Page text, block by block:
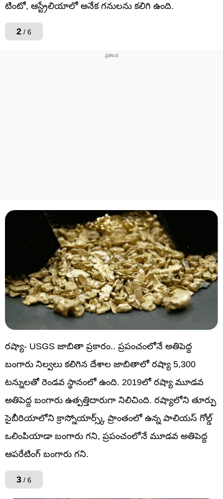
​​టింటో, ఆస్ట్రేలియాలో అనేక గనులను కలిగి ఉంది.
2 / 6
రష్యా- USGS జాబితా ప్రకారం.. ప్రపంచంలోనే అతిపెద్ద
బంగారు నిల్వలు కలిగిన దేశాల జాబితాలో రష్యా 5,300
టన్నులతో రెండవ స్థానంలో ఉంది. 2019లో రష్యా మూడవ
అతిపెద్ద బంగారు ఉత్పత్తిదారుగా నిలిచింది. రష్యాలోని తూర్పు
సైబీరియాలోని క్రాస్నోయార్స్క్ ప్రాంతంలో ఉన్న పాలియస్ గోల్డ్
ఒలింపియాడా బంగారు గని, ప్రపంచంలోనే మూడవ అతిపెద్ద
ఆపరేటింగ్ బంగారు గని.
3 / 6